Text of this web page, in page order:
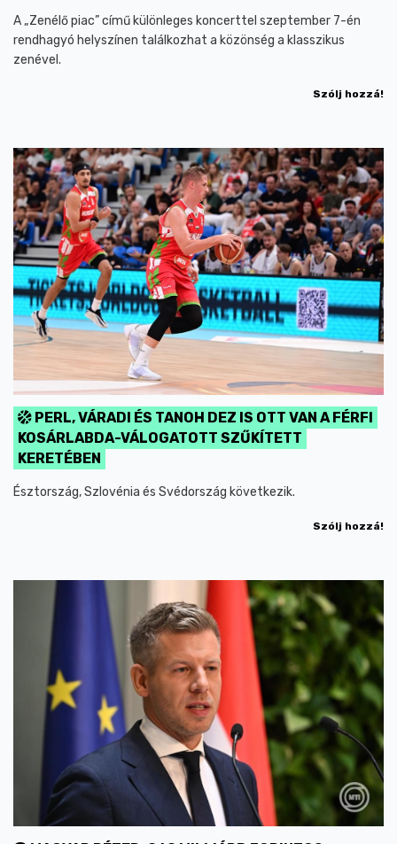
A „Zenélő piac” című különleges koncerttel szeptember 7-én
rendhagyó helyszínen találkozhat a közönség a klasszikus
zenével.
Szólj hozzá!
PERL, VÁRADI ÉS TANOH DEZ IS OTT VAN A FÉRFI
KOSÁRLABDA-VÁLOGATOTT SZŰKÍTETT
KERETÉBEN
Észtország, Szlovénia és Svédország következik.
Szólj hozzá!